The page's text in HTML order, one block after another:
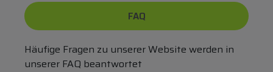
FAQ
Häufige Fragen zu unserer Website werden in
unserer FAQ beantwortet